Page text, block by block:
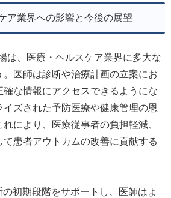
ア業界への影響と今後の展望
は、医療・ヘルスケア業界に多大な
医師は診断や治療計画の立案にお
な情報にアクセスできるようにな
イズされた予防医療や健康管理の恩
により、医療従事者の負担軽減、
て患者アウトカムの改善に貢献する
初期段階をサポートし、医師はよ